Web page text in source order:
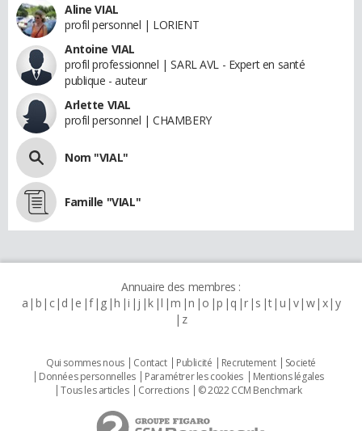
Aline VIAL
profil personnel | LORIENT
Antoine VIAL
profil professionnel | SARL AVL - Expert en santé
publique - auteur
Arlette VIAL
profil personnel | CHAMBERY
Nom "VIAL"
Famille "VIAL"
Annuaire des membres :
a b c d e f g h i j k l m n o p q r s t u v w x y
z
Qui sommes nous Contact Publicité Recrutement
Societé
Données personnelles
Paramétrer les cookies
Mentions légales
Tous les articles
Corrections © 2022 CCM Benchmark